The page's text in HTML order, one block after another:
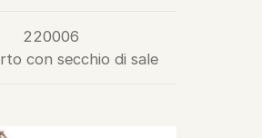
220006
con secchio di sale